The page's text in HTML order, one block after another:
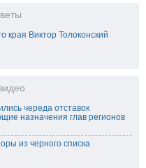
края Виктор Толоконский
череда отставок
назначения глав регионов
из черного списка